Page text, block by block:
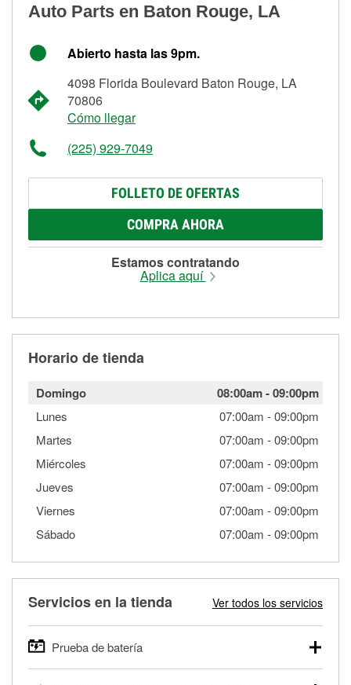
Auto Parts en Baton Rouge, LA
Abierto hasta las 9pm.
4098 Florida Boulevard Baton Rouge, LA
70806
Cómo llegar
(225) 929-7049
FOLLETO DE OFERTAS
COMPRA AHORA
Estamos contratando
Aplica aquí
Horario de tienda
Domingo 08:00am-09:00pm
Lunes 07:00am -09:00pm
Martes
07:00am -09:00pm
Miércoles
07:00am -09:00pm
Jueves
07:00am -09:00pm
Viernes
07:00am -09:00pm
Sábado
07:00am -09:00pm
Servicios en la tienda Ver todos los servicios
Prueba de batería